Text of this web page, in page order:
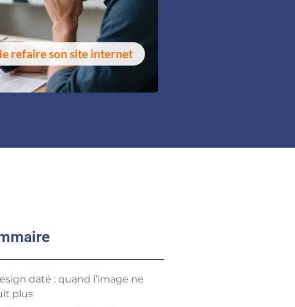
refaire son site internet
daté : quand l’image ne
plus